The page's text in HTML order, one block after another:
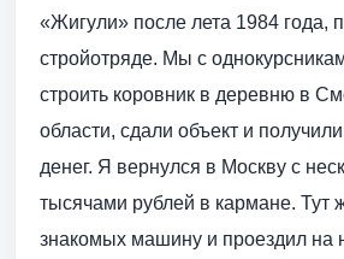
«Жигули» после лета 1984 года,
стройотряде. Мы с
строить коровник в деревню в
области, сдали объект и
денег. Я вернулся в Москву с
тысячами рублей в кармане. Тут
знакомых машину и проездил на